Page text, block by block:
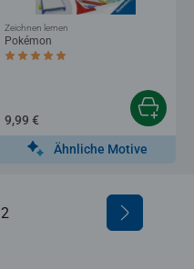
Pokémon
Durchschnittliche Bewertung 5,0 von 5
Zeichnen lernen
9,99 €
Ähnliche Motive
2